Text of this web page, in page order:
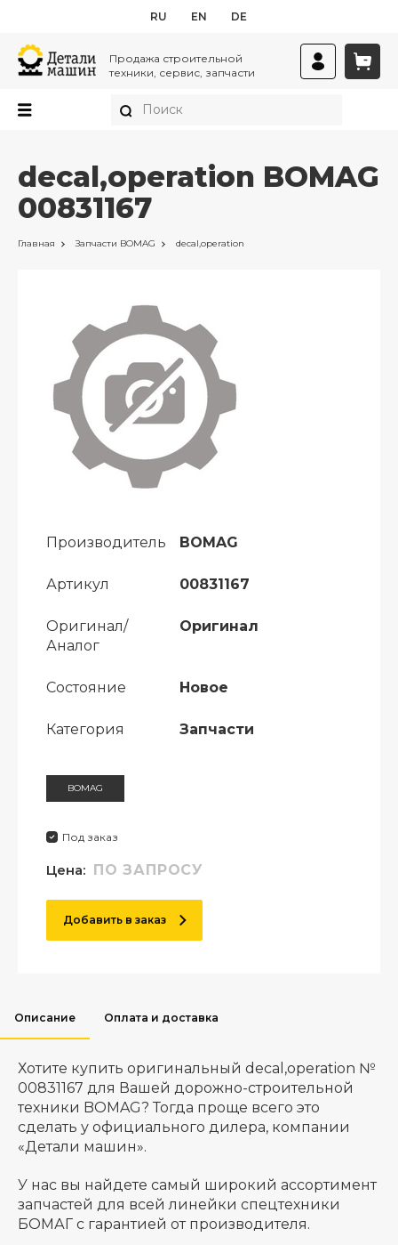
RU EN DE
Продажа строительной
техники, сервис, запчасти
decal,operation BOMAG
00831167
Главная Запчасти BOMAG decal,operation
Производитель BOMAG
Артикул 00831167
Оригинал/
Аналог
Оригинал
Состояние Новое
Категория Запчасти
BOMAG
Под заказ
Цена: ПО ЗАПРОСУ
Добавить в заказ
Описание Оплата и доставка
Хотите купить оригинальный decal,operation №
00831167 для Вашей дорожно-строительной
техники BOMAG? Тогда проще всего это
сделать у официального дилера, компании
«Детали машин».
У нас вы найдете самый широкий ассортимент
запчастей для всей линейки спецтехники
БОМАГ с гарантией от производителя.